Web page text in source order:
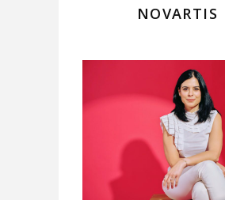
NOVARTIS